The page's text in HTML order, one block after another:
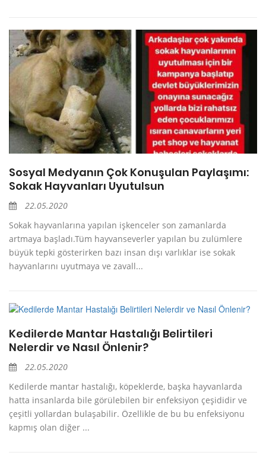
Sosyal Medyanın Çok Konuşulan Paylaşımı:
Sokak Hayvanları Uyutulsun
22.05.2020
Sokak hayvanlarına yapılan işkenceler son zamanlarda
artmaya başladı.Tüm hayvanseverler yapılan bu zulümlere
büyük tepki gösterirken bazı insan dışı varlıklar ise sokak
hayvanlarını uyutmaya ve zavall...
Kedilerde Mantar Hastalığı Belirtileri
Nelerdir ve Nasıl Önlenir?
22.05.2020
Kedilerde mantar hastalığı, köpeklerde, başka hayvanlarda
hatta insanlarda bile görülebilen bir enfeksiyon çeşididir ve
çeşitli yollardan bulaşabilir. Özellikle de bu bu enfeksiyonu
kapmış olan diğer ...